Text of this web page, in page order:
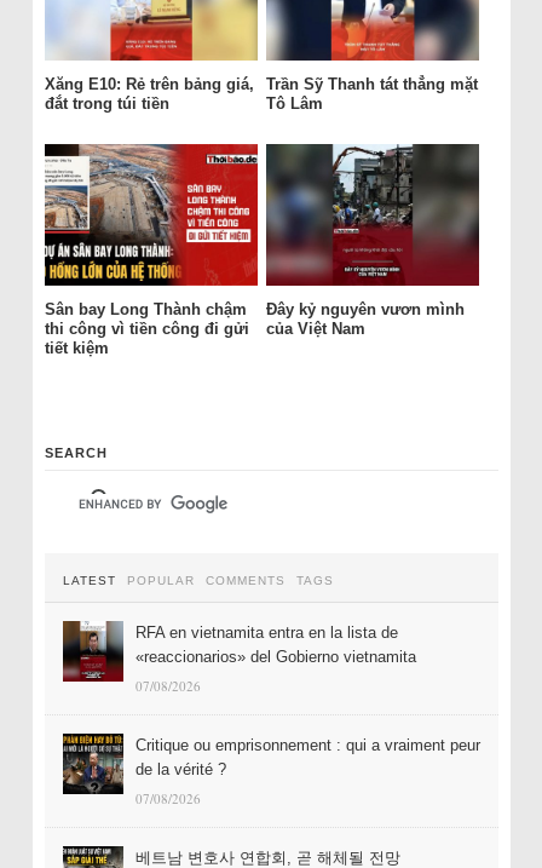
Xăng E10: Rẻ trên bảng giá,
đắt trong túi tiền
Trần Sỹ Thanh tát thẳng mặt
Tô Lâm
Sân bay Long Thành chậm
thi công vì tiền công đi gửi
tiết kiệm
Đây kỷ nguyên vươn mình
của Việt Nam
SEARCH
LATEST POPULAR COMMENTS TAGS
RFA en vietnamita entra en la lista de
«reaccionarios» del Gobierno vietnamita
07/08/2026
Critique ou emprisonnement : qui a vraiment peur
de la vérité ?
07/08/2026
베트남 변호사 연합회, 곧 해체될 전망